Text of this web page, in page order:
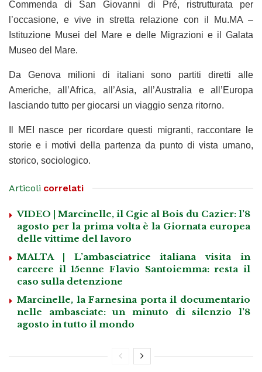
Commenda di San Giovanni di Pré, ristrutturata per
l’occasione, e vive in stretta relazione con il Mu.MA –
Istituzione Musei del Mare e delle Migrazioni e il Galata
Museo del Mare.
Da Genova milioni di italiani sono partiti diretti alle
Americhe, all’Africa, all’Asia, all’Australia e all’Europa
lasciando tutto per giocarsi un viaggio senza ritorno.
Il MEI nasce per ricordare questi migranti, raccontare le
storie e i motivi della partenza da punto di vista umano,
storico, sociologico.
Articoli correlati
VIDEO | Marcinelle, il Cgie al Bois du Cazier: l’8
agosto per la prima volta è la Giornata europea
delle vittime del lavoro
MALTA | L’ambasciatrice italiana visita in
carcere il 15enne Flavio Santoiemma: resta il
caso sulla detenzione
Marcinelle, la Farnesina porta il documentario
nelle ambasciate: un minuto di silenzio l’8
agosto in tutto il mondo